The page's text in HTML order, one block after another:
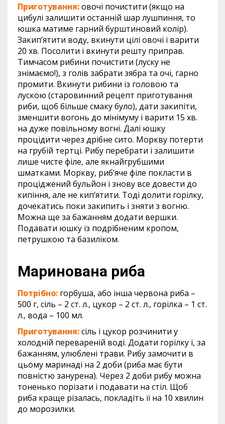
Приготування:овочі почистити (якщо на
цибулі залишити останній шар лушпиння, то
юшка матиме гарний бурштиновий колір).
Закип’ятити воду, вкинути цілі овочі і варити
20 хв. Посолити і вкинути решту приправ.
Тимчасом рибини почистити (луску не
знімаємо!), з голів забрати зябра та очі, гарно
промити. Вкинути рибини із головою та
лускою (старовинний рецепт приготування
риби, щоб більше смаку було), дати закипіти,
зменшити вогонь до мінімуму і варити 15 хв.
на дуже повільному вогні. Далі юшку
процідити через дрібне сито. Моркву потерти
на грубій тертці. Рибу перебрати і залишити
лише чисте філе, але якнайгрубшими
шматками. Моркву, риб’яче філе покласти в
проціджений бульйон і знову все довести до
кипіння, але не кип’ятити. Тоді долити горілку,
дочекатись поки закипить і зняти з вогню.
Можна ще за бажанням додати вершки.
Подавати юшку із подрібненим кропом,
петрушкою та базиліком.
Маринована риба
Потрібно: горбуша, або інша червона риба –
500 г, сіль – 2 ст. л., цукор – 2 ст. л., горілка – 1 ст.
л., вода – 100 мл.
Приготування:сіль і цукор розчинити у
холодній перевареній воді. Додати горілку і, за
бажанням, улюблені трави. Рибу замочити в
цьому маринаді на 2 доби (риба має бути
повністю занурена). Через 2 доби рибу можна
тоненько порізати і подавати на стіл. Щоб
риба краще різалась, покладіть її на 10 хвилин
до морозилки.